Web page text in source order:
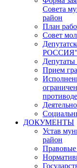
Совета
район
План
Совет
РОССИЯ"
Прием
ДОКУМЕНТЫ
Устав
район